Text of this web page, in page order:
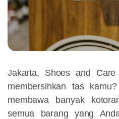
Jakarta, Shoes and
membersihkan tas
membawa banyak
semua barang yang